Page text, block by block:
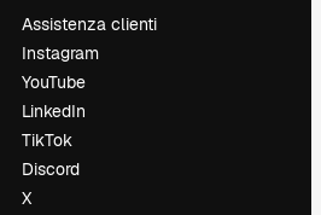
Assistenza clienti
Instagram
YouTube
LinkedIn
TikTok
Discord
X